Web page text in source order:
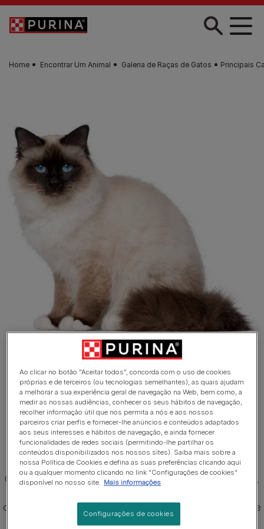
Skip to main content
Home Encontrar Um Animal Galeria de Raças de Gatos Principais
Principais características da
raça de gatos Sagrado da
Birmânia
O Sagrado da Birmânia é um gato com um pelo semilongo,
orelhas e cauda, e uma cor base pálida. É um gato de porte
grande, corpulento e com as pernas curtas. O Sagrado da
1 de 3
Ao clicar no botão "Aceitar todos", concorda com o uso de cookies
próprias e de terceiros (ou tecnologias semelhantes), as quais ajudam
a melhorar a sua experiência geral de navegação na Web, bem como, a
medir as nossas audiências, conhecer os seus hábitos de navegação,
recolher informação útil que nos permita a nós e aos nossos
parceiros criar perfis e fornecer-lhe anúncios e conteúdos adaptados
aos seus interesses e hábitos de navegação, e ainda fornecer
funcionalidades de redes sociais (permitindo-lhe partilhar os
conteúdos disponibilizados nos nossos sites). Saiba mais sobre a
nossa Política de Cookies e defina as suas preferências clicando aqui
ou a qualquer momento clicando no link "Configurações de cookies"
disponível no nosso site. Mais informações
Configurações de cookies